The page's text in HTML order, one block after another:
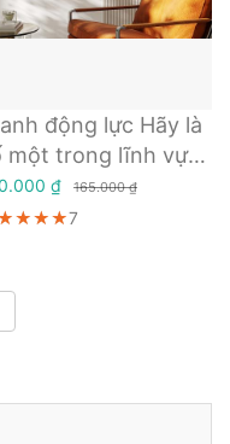
động lực Hãy là
một trong lĩnh vực
mình
₫ 165.000 ₫
7